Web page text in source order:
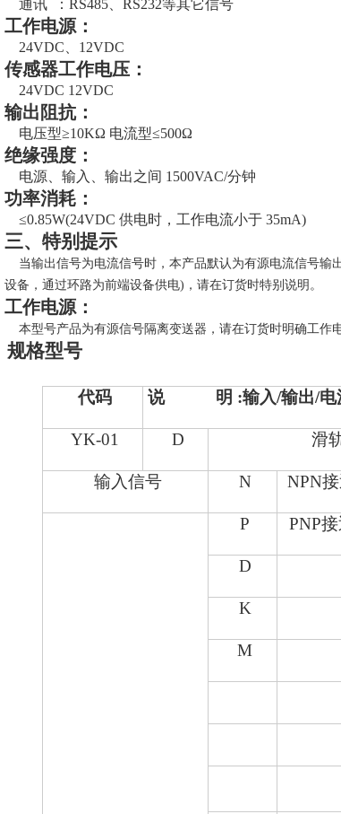
通讯 ：RS485、RS232等其它信号
工作电源：
24VDC、12VDC
传感器工作电压 ：
24VDC 12VDC
输出阻抗：
电压型≥10KΩ 电流型≤500Ω
绝缘强度：
电源、输入、输出之间 1500VAC/分钟
功率消耗：
≤0.85W(24VDC 供电时，工作电流小于 35mA)
三、特别提示
当输出信号为电流信号时，本产品默认为有源电流信号
设备，通过环路为前端设备供电)，请在订货时特别说明。
工作电源：
本型号产品为有源信号隔离变送器，请在订货时明确工作
规格型号
代码 说 明 :输入/输出/电
YK-01 D 滑
输入信号 N NPN
P PNP
D
K
M